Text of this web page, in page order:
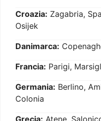
Croazia: Zagabria,
Osijek
Danimarca:
Francia: Parigi,
Germania: Berlino,
Colonia
Grecia: Atene,